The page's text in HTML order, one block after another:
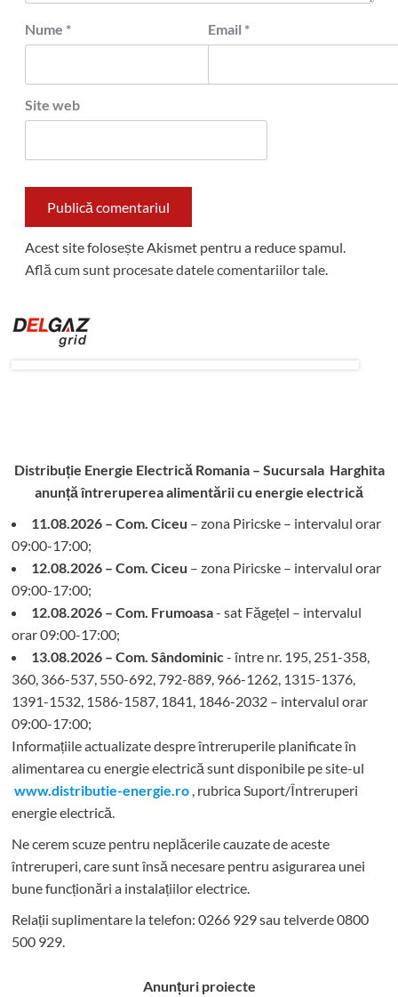
Nume * Email *
Site web
Acest site folosește Akismet pentru a reduce spamul.
Află cum sunt procesate datele comentariilor tale.
Distribuție Energie Electrică Romania – Sucursala Harghita
anunță întreruperea alimentării cu energie electrică
11.08.2026 – Com. Ciceu – zona Piricske – intervalul orar
09:00-17:00;
12.08.2026 – Com. Ciceu – zona Piricske – intervalul orar
09:00-17:00;
12.08.2026 – Com. Frumoasa- sat Făgețel – intervalul
orar 09:00-17:00;
13.08.2026 – Com. Sândominic- între nr. 195, 251-358,
360, 366-537, 550-692, 792-889, 966-1262, 1315-1376,
1391-1532, 1586-1587, 1841, 1846-2032 – intervalul orar
09:00-17:00;
Informațiile actualizate despre întreruperile planificate în
alimentarea cu energie electrică sunt disponibile pe site-ul
www.distributie-energie.ro , rubrica Suport/Întreruperi
energie electrică.
Ne cerem scuze pentru neplăcerile cauzate de aceste
întreruperi, care sunt însă necesare pentru asigurarea unei
bune funcționări a instalațiilor electrice.
Relații suplimentare la telefon: 0266 929 sau telverde 0800
500 929.
Anunțuri proiecte